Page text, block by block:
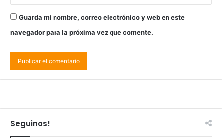
Guarda mi nombre, correo electrónico y web en este
navegador para la próxima vez que comente.
Seguinos!